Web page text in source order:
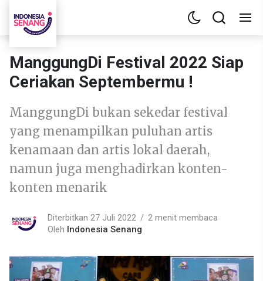
ManggungDi Festival 2022 Siap
Ceriakan Septembermu !
ManggungDi bukan sekedar festival
yang menampilkan puluhan artis
kenamaan dan artis lokal daerah,
namun juga menghadirkan konten-
konten menarik
Diterbitkan 27 Juli 2022
2 menit membaca
Oleh Indonesia Senang